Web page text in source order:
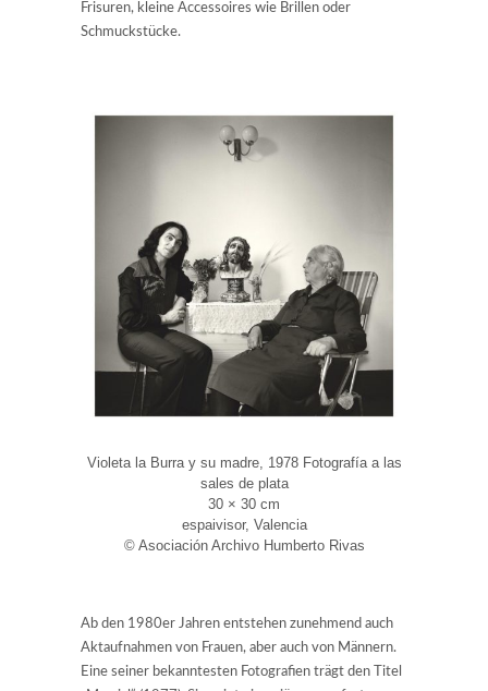
Frisuren, kleine Accessoires wie Brillen oder
Schmuckstücke.
Violeta la Burra y su madre, 1978 Fotografía a las
sales de plata
30 × 30 cm
espaivisor, Valencia
© Asociación Archivo Humberto Rivas
Ab den 1980er Jahren entstehen zunehmend auch
Aktaufnahmen von Frauen, aber auch von Männern.
Eine seiner bekanntesten Fotografien trägt den Titel